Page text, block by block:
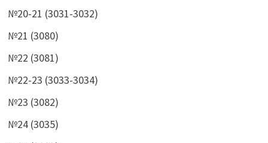
№20-21 (3031-3032)
№21 (3080)
№22 (3081)
№22-23 (3033-3034)
№23 (3082)
№24 (3035)